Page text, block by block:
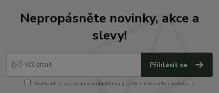
Nepropásněte novinky, akce a
slevy!
Přihlásit se
Souhlasím se zpracováním osobních údajůza účelem rozesílky newsletteru.